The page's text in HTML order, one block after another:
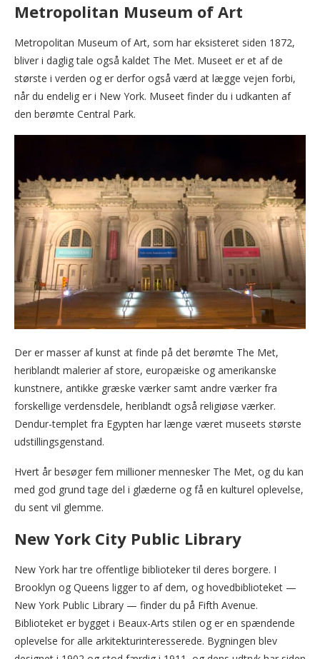
Metropolitan Museum of Art
Metropolitan Museum of Art, som har eksisteret siden 1872,
bliver i daglig tale også kaldet The Met. Museet er et af de
største i verden og er derfor også værd at lægge vejen forbi,
når du endelig er i New York. Museet finder du i udkanten af
den berømte Central Park.
Der er masser af kunst at finde på det berømte The Met,
heriblandt malerier af store, europæiske og amerikanske
kunstnere, antikke græske værker samt andre værker fra
forskellige verdensdele, heriblandt også religiøse værker.
Dendur-templet fra Egypten har længe været museets største
udstillingsgenstand.
Hvert år besøger fem millioner mennesker The Met, og du kan
med god grund tage del i glæderne og få en kulturel oplevelse,
du sent vil glemme.
New York City Public Library
New York har tre offentlige biblioteker til deres borgere. I
Brooklyn og Queens ligger to af dem, og hovedbiblioteket —
New York Public Library — finder du på Fifth Avenue.
Biblioteket er bygget i Beaux-Arts stilen og er en spændende
oplevelse for alle arkitekturinteresserede. Bygningen blev